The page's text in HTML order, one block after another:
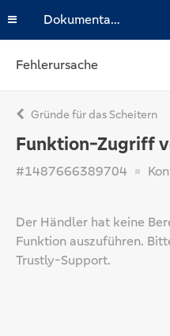
Dokumentation
Fehlerursache
Gründe für das Scheitern
Funktion-Zugriff
#1487666389704
Der Händler hat keine
Funktion auszuführen.
Trustly-Support.